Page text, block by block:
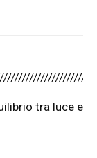
tra luce e